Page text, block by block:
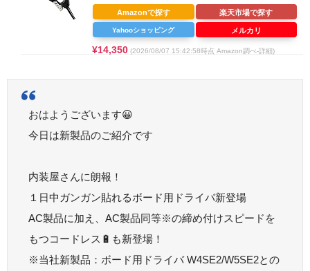
¥14,350 (2026/08/07 15:42:58時点 Amazon調べ-詳細)
Amazonで探す 楽天市場で探す
Yahooショッピング メルカリ
おはようございます😀
今日は新製品のご紹介です
内装屋さんに朗報！
１日中ガンガン貼れるボード用ドライバ新登場
AC製品に加え、AC製品同等※の締め付けスピードを
もつコードレス🔋も新登場！
※当社新製品：ボード用ドライバ W4SE2/W5SE2との